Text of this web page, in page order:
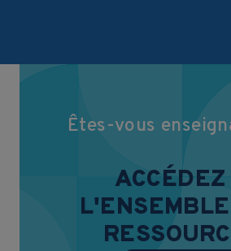
Êtes-vous